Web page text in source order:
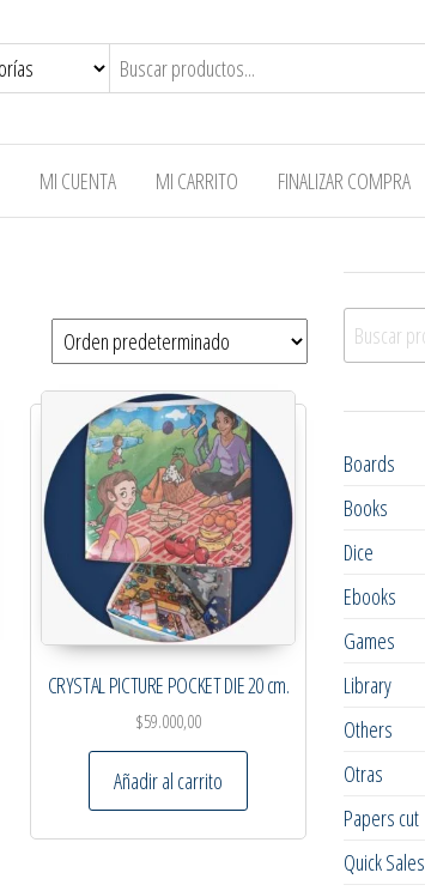
MI CUENTA MI CARRITO FINALIZAR COMPRA
CRYSTAL PICTURE POCKET DIE 20 cm.
$59.000,00
Añadir al carrito
Buscar por:
Boards
Books
Dice
Ebooks
Games
Library
Others
Otras
Papers cut
Quick Sales